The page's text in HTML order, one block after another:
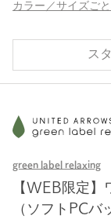
カラー／サイズご
ス
green label relaxing
【WEB限定
（ソフトPC